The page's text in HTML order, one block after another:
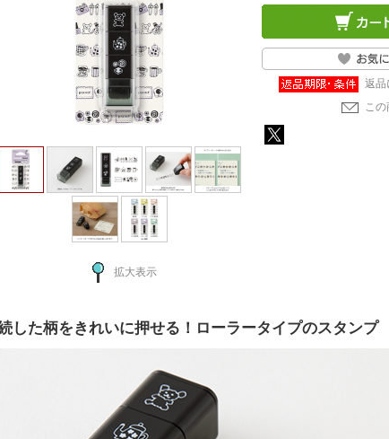
拡大表示
返品
こ
した柄をきれいに押せる！ローラータイプのスタンプ